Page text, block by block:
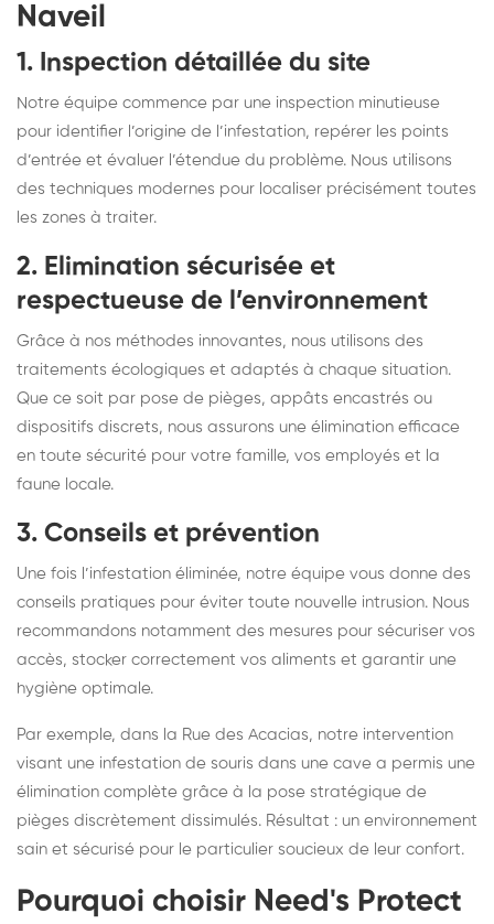
Naveil
1. Inspection détaillée du site
Notre équipe commence par une inspection minutieuse
pour identifier l’origine de l’infestation, repérer les points
d’entrée et évaluer l’étendue du problème. Nous utilisons
des techniques modernes pour localiser précisément toutes
les zones à traiter.
2. Elimination sécurisée et
respectueuse de l’environnement
Grâce à nos méthodes innovantes, nous utilisons des
traitements écologiques et adaptés à chaque situation.
Que ce soit par pose de pièges, appâts encastrés ou
dispositifs discrets, nous assurons une élimination efficace
en toute sécurité pour votre famille, vos employés et la
faune locale.
3. Conseils et prévention
Une fois l’infestation éliminée, notre équipe vous donne des
conseils pratiques pour éviter toute nouvelle intrusion. Nous
recommandons notamment des mesures pour sécuriser vos
accès, stocker correctement vos aliments et garantir une
hygiène optimale.
Par exemple, dans la Rue des Acacias, notre intervention
visant une infestation de souris dans une cave a permis une
élimination complète grâce à la pose stratégique de
pièges discrètement dissimulés. Résultat : un environnement
sain et sécurisé pour le particulier soucieux de leur confort.
Pourquoi choisir Need's Protect